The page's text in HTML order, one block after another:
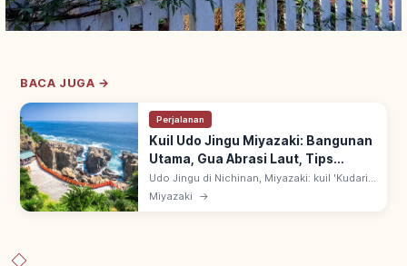
BACA JUGA →
Perjalanan
Kuil Udo Jingu Miyazaki: Bangunan
Utama, Gua Abrasi Laut, Tips
Berkunjung
Udo Jingu di Nichinan, Miyazaki: kuil 'Kudari-
miya' dengan bangunan utama dalam gua
abrasi laut menghadap Laut Hyuga-nada.
Miyazaki →